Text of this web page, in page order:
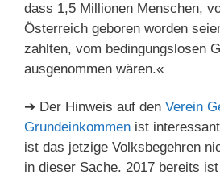
dass 1,5 Millionen Menschen,
Österreich geboren worden
zahlten, vom bedingungslosen
ausgenommen wären.«
➔ Der Hinweis auf den Verein
Grundeinkommen ist
ist das jetzige Volksbegehren
in dieser Sache. 2017 bereits